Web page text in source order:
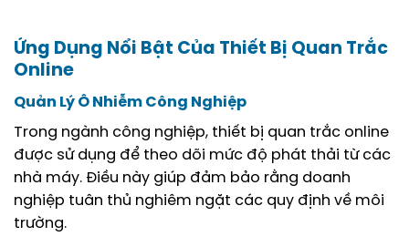
Ứng Dụng Nổi Bật Của Thiết Bị Quan Trắc
Online
Quản Lý Ô Nhiễm Công Nghiệp
Trong ngành công nghiệp, thiết bị quan trắc online
được sử dụng để theo dõi mức độ phát thải từ các
nhà máy. Điều này giúp đảm bảo rằng doanh
nghiệp tuân thủ nghiêm ngặt các quy định về môi
trường.